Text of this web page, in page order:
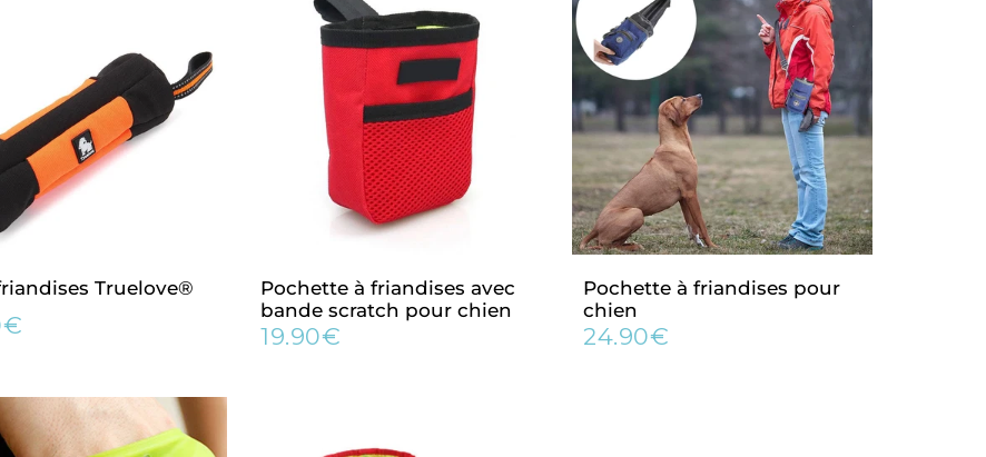
Truelove®
Pochette à friandises avec
bande scratch pour chien
Prix
19.90€
Pochette à friandises pour
chien
Prix
24.90€